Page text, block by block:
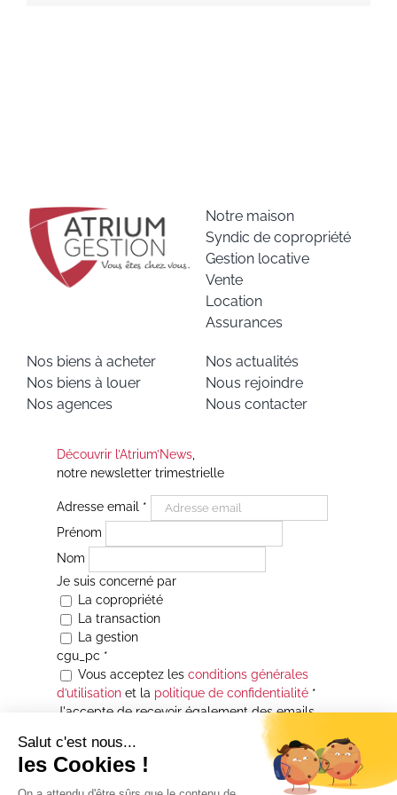
Notre maison
Syndic de copropriété
Gestion locative
Vente
Location
Assurances
Nos biens à acheter
Nos biens à louer
Nos agences
Nos actualités
Nous rejoindre
Nous contacter
Découvrir l’Atrium’News,
notre newsletter trimestrielle
Adresse email *
Prénom
Nom
Je suis concerné par
La copropriété
La transaction
La gestion
cgu_pc *
Vous acceptez les conditions générales
d’utilisationet la politique de confidentialité*
J'accepte de recevoir également des emails
Je souhaite être informé(e) de toutes les
actualités immobilières des agences de la
Maison Atrium Gestion. À tout moment, vous
pourrez utiliser le lien de désabonnement